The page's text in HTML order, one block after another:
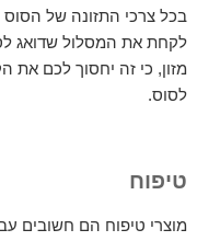
בכל צרכי התזונה של הסוס
לקחת את המסלול שדואג
מזון, כי זה יחסוך לכם את
לסוס.
טיפוח
מוצרי טיפוח הם חשובים